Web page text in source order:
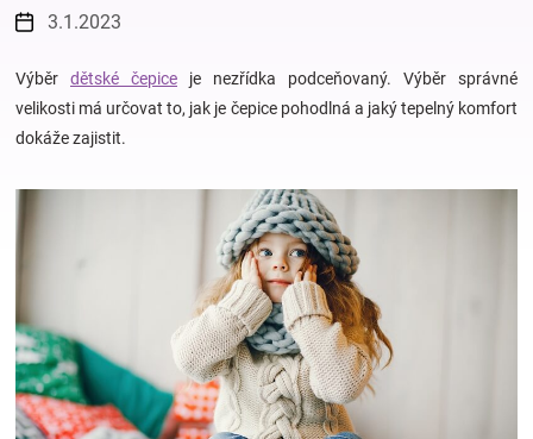
a
kojenecká
Hračky
zábava
pro
3.1.2023
Výběr dětské čepice je nezřídka podceňovaný. Výběr správné
velikosti má určovat to, jak je čepice pohodlná a jaký tepelný komfort
dokáže zajistit.